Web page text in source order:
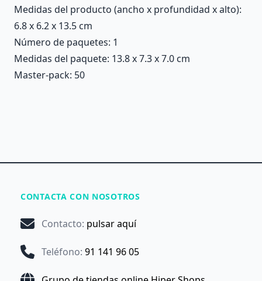
Medidas del producto (ancho x profundidad x alto):
6.8 x 6.2 x 13.5 cm
Número de paquetes: 1
Medidas del paquete: 13.8 x 7.3 x 7.0 cm
Master-pack: 50
CONTACTA CON NOSOTROS
Contacto: pulsar aquí
Teléfono: 91 141 96 05